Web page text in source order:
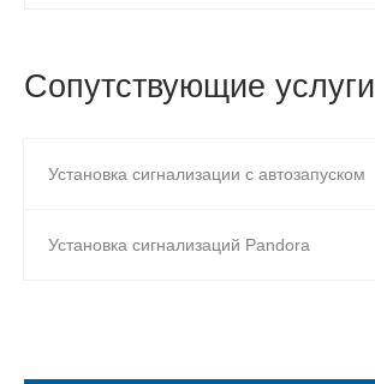
Сопутствующие услуги
Установка сигнализации с автозапуском
Установка сигнализаций Pandora